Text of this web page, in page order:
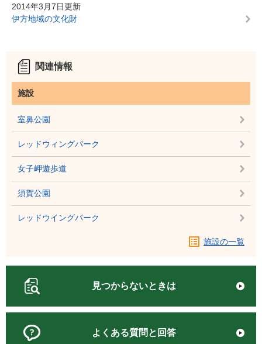
2014年3月7日更新
伊方地域の文化財
関連情報
施設
室鼻公園
レッドウィングパーク
女子岬遊歩道
須賀公園
レッドウイングパーク
施設の一覧
見つからないときは
よくある質問と回答